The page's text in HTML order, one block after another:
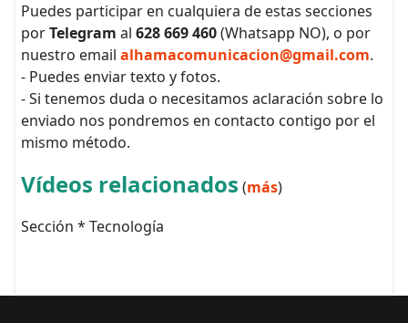
Puedes participar en cualquiera de estas secciones
porTelegram al 628 669 460(Whatsapp NO), o por
nuestro email alhamacomunicacion@gmail.com.
- Puedes enviar texto y fotos.
- Si tenemos duda o necesitamos aclaración sobre lo
enviado nos pondremos en contacto contigo por el
mismo método.
Vídeos relacionados (más)
Sección * Tecnología